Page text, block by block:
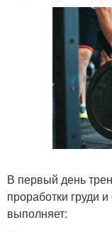
В первый день
проработки груди
выполняет: